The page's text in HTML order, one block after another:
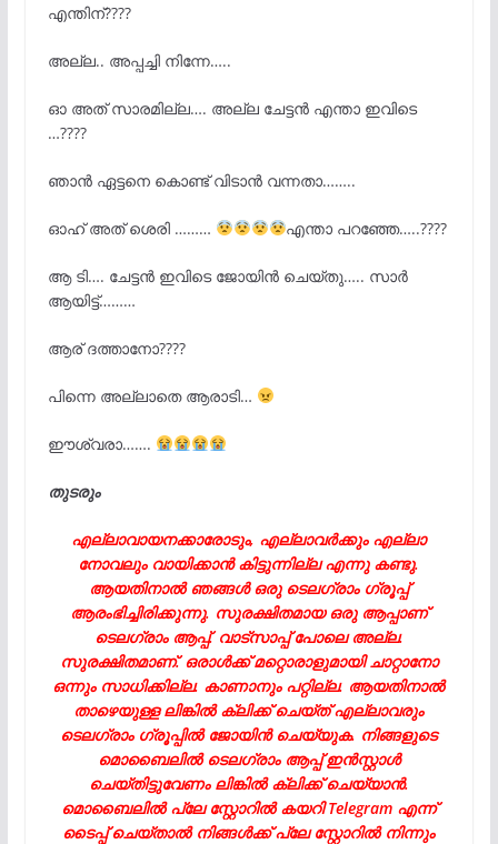
എന്തിന്????
അല്ല.. അപ്പച്ചി നിന്നേ…..
ഓ അത് സാരമില്ല…. അല്ല ചേട്ടൻ എന്താ ഇവിടെ
…????
ഞാൻ ഏട്ടനെ കൊണ്ട് വിടാൻ വന്നതാ……..
ഓഹ് അത് ശെരി ……… എന്താ പറഞ്ഞേ…..????
ആ ടി…. ചേട്ടൻ ഇവിടെ ജോയിൻ ചെയ്തു….. സാർ
ആയിട്ട്………
ആര് ദത്താനോ????
പിന്നെ അല്ലാതെ ആരാടി…
ഈശ്വരാ…….
തുടരും
എല്ലാവായനക്കാരോടും, എല്ലാവർക്കും എല്ലാ
നോവലും വായിക്കാൻ കിട്ടുന്നില്ല എന്നു കണ്ടു.
ആയതിനാൽ ഞങ്ങൾ ഒരു ടെലഗ്രാം ഗ്രൂപ്പ്
ആരംഭിച്ചിരിക്കുന്നു. സുരക്ഷിതമായ ഒരു ആപ്പാണ്
ടെലഗ്രാം ആപ്പ്. വാട്‌സാപ്പ് പോലെ അല്ല.
സുരക്ഷിതമാണ്. ഒരാൾക്ക് മറ്റൊരാളുമായി ചാറ്റാനോ
ഒന്നും സാധിക്കില്ല. കാണാനും പറ്റില്ല. ആയതിനാൽ
താഴെയുള്ള ലിങ്കിൽ ക്ലിക്ക് ചെയ്ത് എല്ലാവരും
ടെലഗ്രാം ഗ്രൂപ്പിൽ ജോയിൻ ചെയ്യുക. നിങ്ങളുടെ
മൊബൈലിൽ ടെലഗ്രാം ആപ്പ് ഇൻസ്റ്റാൾ
ചെയ്തിട്ടുവേണം ലിങ്കിൽ ക്ലിക്ക് ചെയ്യാൻ.
മൊബൈലിൽ പ്ലേ സ്റ്റോറിൽ കയറി Telegram എന്ന്
ടൈപ്പ് ചെയ്താൽ നിങ്ങൾക്ക് പ്ലേ സ്റ്റോറിൽ നിന്നും